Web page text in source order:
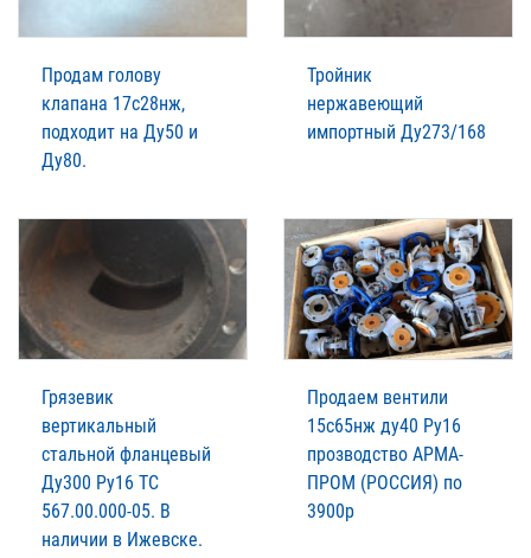
Продам голову
клапана 17с28нж,
подходит на Ду50 и
Ду80.
Тройник
нержавеющий
импортный Ду273/168
Грязевик
вертикальный
стальной фланцевый
Ду300 Ру16 ТС
567.00.000-05. В
наличии в Ижевске.
Продаем вентили
15с65нж ду40 Ру16
прозводство АРМА-
ПРОМ (РОССИЯ) по
3900р